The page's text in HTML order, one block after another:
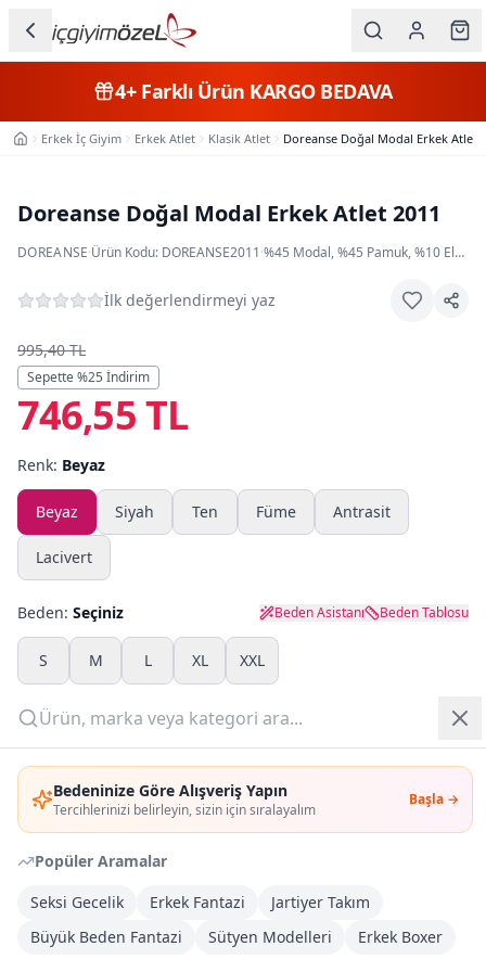
Bedeninize Göre Alışveriş Yapın
Tercihlerinizi belirleyin, sizin için sıralayalım
Başla →
Popüler Aramalar
Seksi Gecelik
Erkek Fantazi
Jartiyer Takım
Büyük Beden Fantazi
Sütyen Modelleri Erkek Boxer
Kategorileri
Çocuk
Fantazi
Büyük
Beden
Markalar
Plaj & Mayo
Yazlık Pijama
Kampanyalar
Yeni Gelenler
OUTLET
Giriş Yap
Üye Ol
4+Farklı Ürün KARGO BEDAVA
Ana SayfaErkek İç Giyim Erkek Atlet Klasik Atlet Doreanse Doğal Modal Erkek Atlet
Doreanse Doğal Modal Erkek Atlet 2011
DOREANSE·Ürün Kodu: DOREANSE2011· %45 Modal, %45 Pamuk, %10 Elastan
İlk değerlendirmeyi yaz
995,40 TL
Sepette %25 İndirim
746,55 TL
Renk: Beyaz
Beyaz Siyah Ten Füme Antrasit
Lacivert
Beden: Seçiniz Beden Asistanı Beden Tablosu
S M L XL XXL
Adet:
Sepete Ekle
Bugün kargoda( 6 saat 40 dk)